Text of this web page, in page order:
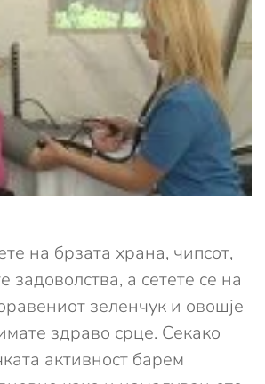
на брзата храна, чипсот,
задоволства, а сетете се на
зеленчук и овошје
здраво срце. Секако
активност барем